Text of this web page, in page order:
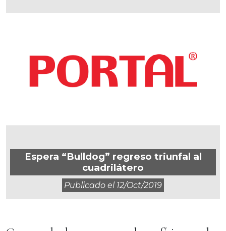
Espera “Bulldog” regreso triunfal al
cuadrilátero
Publicado el 12/oct/2019